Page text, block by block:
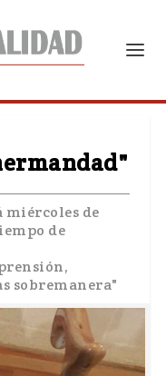
de
de
sobremanera"